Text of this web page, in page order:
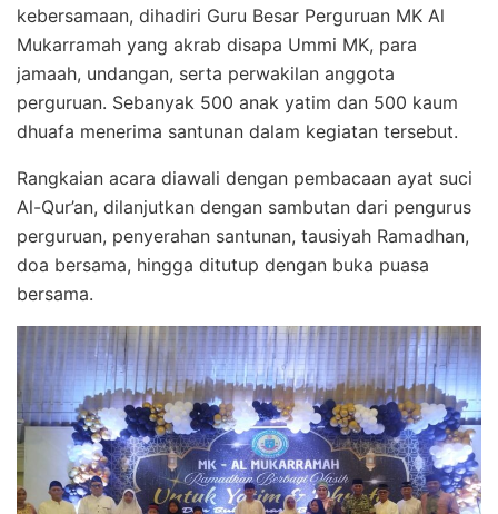
kebersamaan, dihadiri Guru Besar Perguruan MK Al
Mukarramah yang akrab disapa Ummi MK, para
jamaah, undangan, serta perwakilan anggota
perguruan. Sebanyak 500 anak yatim dan 500 kaum
dhuafa menerima santunan dalam kegiatan tersebut.
‎Rangkaian acara diawali dengan pembacaan ayat suci
Al-Qur’an, dilanjutkan dengan sambutan dari pengurus
perguruan, penyerahan santunan, tausiyah Ramadhan,
doa bersama, hingga ditutup dengan buka puasa
bersama.